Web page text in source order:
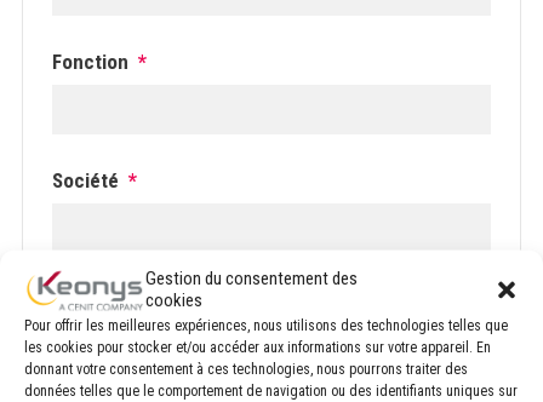
Gestion du consentement des
cookies
Pour offrir les meilleures expériences, nous utilisons des technologies telles que
les cookies pour stocker et/ou accéder aux informations sur votre appareil. En
donnant votre consentement à ces technologies, nous pourrons traiter des
données telles que le comportement de navigation ou des identifiants uniques sur
Fonction *
Société *
Votre secteur d'activité